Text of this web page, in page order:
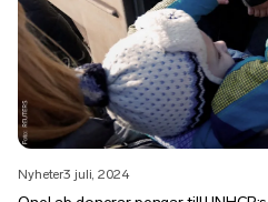
Nyheter3 juli, 2024